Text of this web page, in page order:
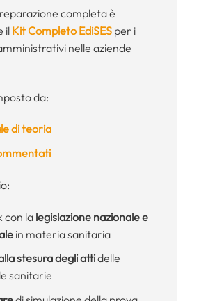
completa è
il Kit Completo EdiSESper i
nelle aziende
da:
di teoria
con la legislazione nazionale e
in materia sanitaria
stesura degli attidelle
sanitarie